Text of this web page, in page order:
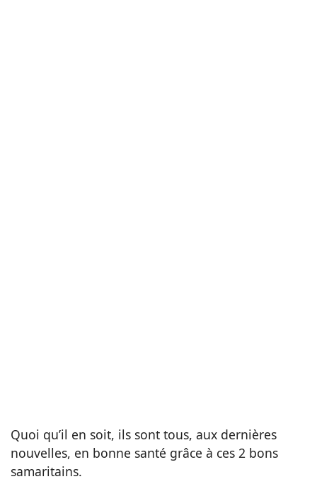
Quoi qu’il en soit, ils sont tous, aux dernières
nouvelles, en bonne santé grâce à ces 2 bons
samaritains.